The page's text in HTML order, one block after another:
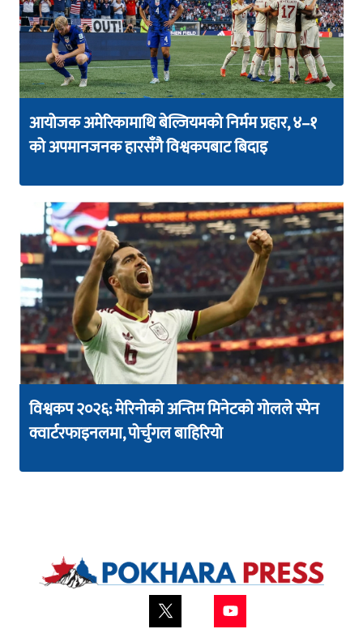
आयोजक अमेरिकामाथि बेल्जियमको निर्मम प्रहार, ४–१
को अपमानजनक हारसँगै विश्वकपबाट बिदाइ
विश्वकप २०२६: मेरिनोको अन्तिम मिनेटको गोलले स्पेन
क्वार्टरफाइनलमा, पोर्चुगल बाहिरियो